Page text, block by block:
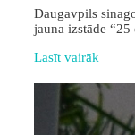
Daugavpils
jauna izstāde
Lasīt vairāk